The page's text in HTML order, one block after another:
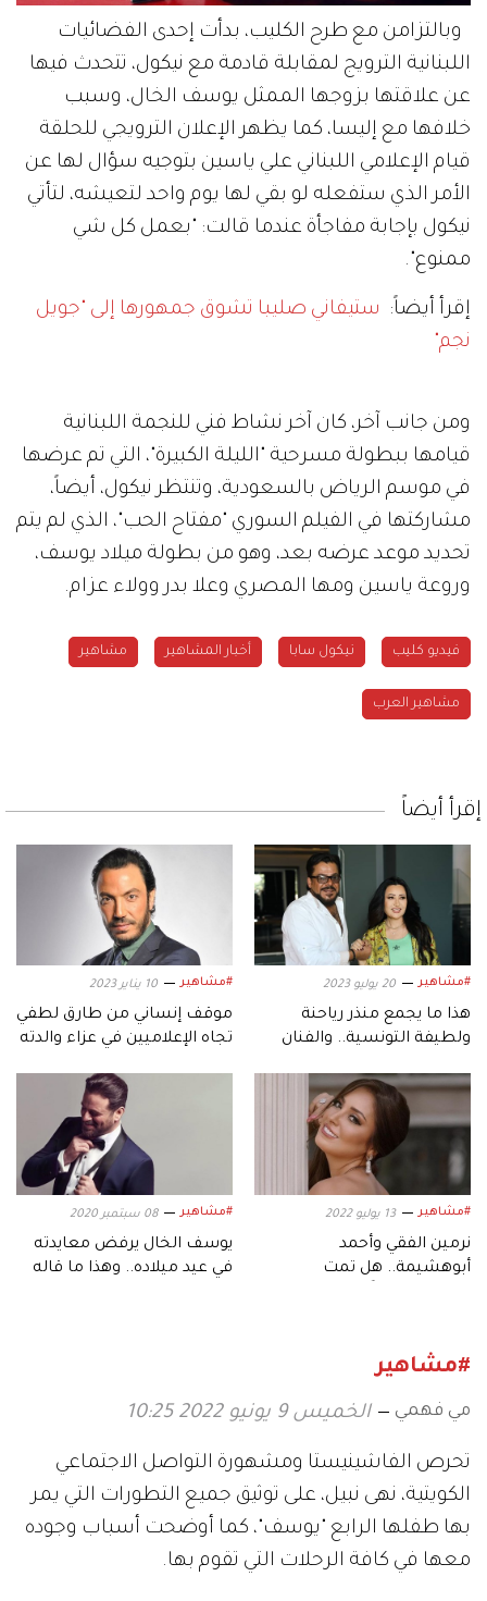
وبالتزامن مع طرح الكليب، بدأت إحدى الفضائيات
اللبنانية الترويج لمقابلة قادمة مع نيكول، تتحدث فيها
عن علاقتها بزوجها الممثل يوسف الخال، وسبب
خلافها مع إليسا، كما يظهر الإعلان الترويجي للحلقة
قيام الإعلامي اللبناني علي ياسين بتوجيه سؤال لها عن
الأمر الذي ستفعله لو بقي لها يوم واحد لتعيشه، لتأتي
نيكول بإجابة مفاجأة عندما قالت: "بعمل كل شي
ممنوع".
إقرأ أيضاً: ستيفاني صليبا تشوق جمهورها إلى "جويل
نجم"
ومن جانب آخر، كان آخر نشاط فني للنجمة اللبنانية
قيامها ببطولة مسرحية "الليلة الكبيرة"، التي تم عرضها
في موسم الرياض بالسعودية، وتنتظر نيكول، أيضاً،
مشاركتها في الفيلم السوري "مفتاح الحب"، الذي لم يتم
تحديد موعد عرضه بعد، وهو من بطولة ميلاد يوسف،
وروعة ياسين ومها المصري وعلا بدر وولاء عزام.
فيديو كليب نيكول سابا أخبار المشاهير مشاهير
مشاهير العرب
إقرأ أيضاً
#مشاهير 20 يوليو 2023
هذا ما يجمع منذر رياحنة
ولطيفة التونسية.. والفنان
#مشاهير 10 يناير 2023
موقف إنساني من طارق لطفي
تجاه الإعلاميين في عزاء والدته
#مشاهير 13 يوليو 2022
نرمين الفقي وأحمد
أبوهشيمة.. هل تمت
#مشاهير 08 سبتمبر 2020
يوسف الخال يرفض معايدته
في عيد ميلاده.. وهذا ما قاله
#مشاهير
مي فهمي الخميس 9 يونيو 2022 10:25
تحرص الفاشينيستا ومشهورة التواصل الاجتماعي
الكويتية، نهى نبيل، على توثيق جميع التطورات التي يمر
بها طفلها الرابع "يوسف"، كما أوضحت أسباب وجوده
معها في كافة الرحلات التي تقوم بها.